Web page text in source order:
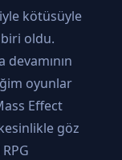
kötüsüyle
oldu.
devamının
oyunlar
Effect
göz